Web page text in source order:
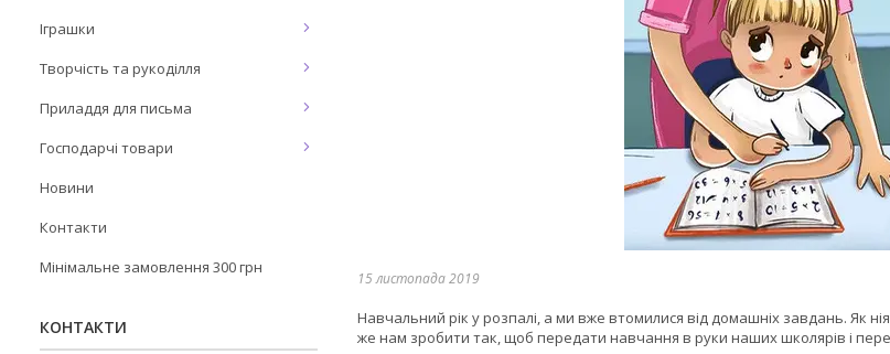
15 листопада 2019
Навчальний рік у розпалі, а ми вже втомилися від домашніх завдань. Як
же нам зробити так, щоб передати навчання в руки наших школярів і
Іграшки
Творчість та рукоділля
Приладдя для письма
Господарчі товари
Новини
Контакти
Мінімальне замовлення 300 грн
КОНТАКТИ